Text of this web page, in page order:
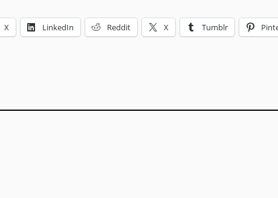
X LinkedIn Reddit X Tumblr